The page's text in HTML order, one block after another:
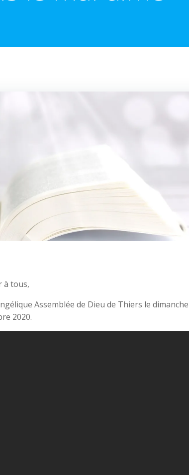
à tous,
Assemblée de Dieu de Thiers le
2020.